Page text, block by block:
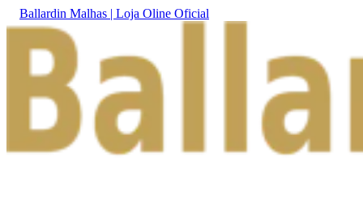
Ballardin Malhas | Loja Oline Oficial